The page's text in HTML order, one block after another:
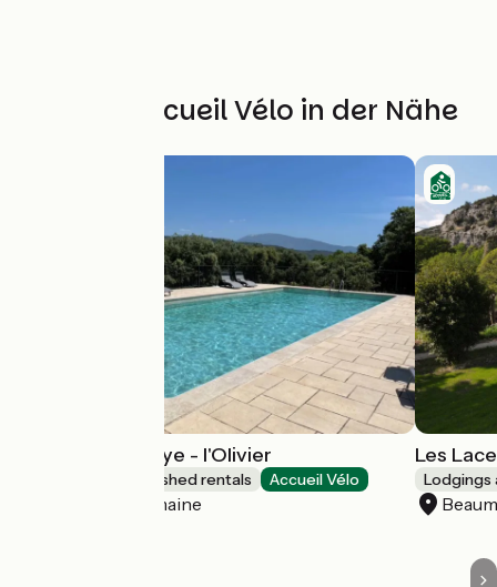
Weitere Accueil Vélo in der Nähe
Les Gites de Baye - l'Olivier
Lodgings and furnished rentals Accueil Vélo
Vaison-la-Romaine
Les
Lodgings